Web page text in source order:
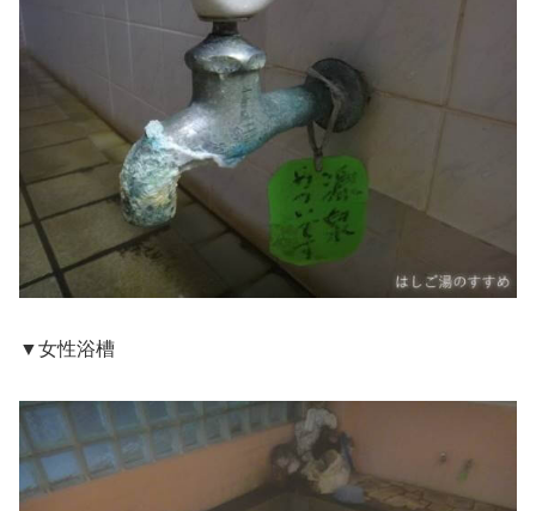
▼女性浴槽